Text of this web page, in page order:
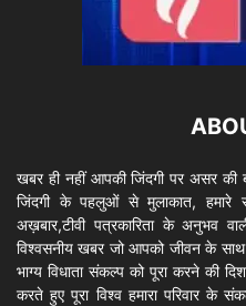
खबर ही नहीं आपकी जिंदगी पर असर की
जिंदगी के पहलुओं से मुलाकात,
अख़बार,टीवी पत्रकारिता के अनुभव
विश्वसनीय खबर जो आपको जीवन के
भाग्य विधाता संकल्प को पूरा करने की
करते हुए पूरा विश्व हमारा परिवार के